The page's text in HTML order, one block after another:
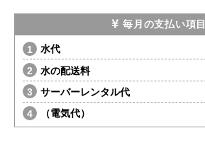
毎月の支払い項目
水代
水の配送料
サーバーレンタル代
（電気代）